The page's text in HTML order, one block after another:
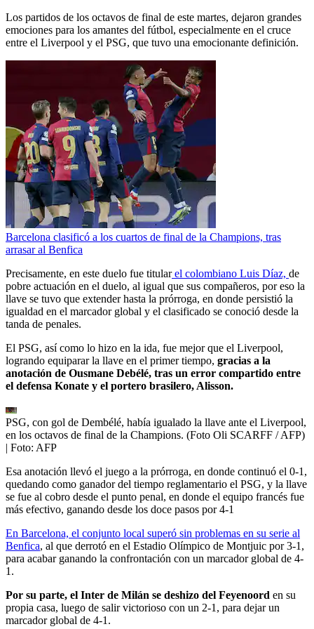
Los partidos de los octavos de final de este martes, dejaron grandes
emociones para los amantes del fútbol, especialmente en el cruce
entre el Liverpool y el PSG, que tuvo una emocionante definición.
Barcelona clasificó a los cuartos de final de la Champions, tras
arrasar al Benfica
Precisamente, en este duelo fue titularel colombiano Luis Díaz, de
pobre actuación en el duelo, al igual que sus compañeros, por eso la
llave se tuvo que extender hasta la prórroga, en donde persistió la
igualdad en el marcador global y el clasificado se conoció desde la
tanda de penales.
El PSG, así como lo hizo en la ida, fue mejor que el Liverpool,
logrando equiparar la llave en el primer tiempo, gracias a la
anotación de Ousmane Debélé, tras un error compartido entre
el defensa Konate y el portero brasilero, Alisson.
PSG, con gol de Dembélé, había igualado la llave ante el Liverpool,
en los octavos de final de la Champions. (Foto Oli SCARFF / AFP)
| Foto: AFP
Esa anotación llevó el juego a la prórroga, en donde continuó el 0-1,
quedando como ganador del tiempo reglamentario el PSG, y la llave
se fue al cobro desde el punto penal, en donde el equipo francés fue
más efectivo, ganando desde los doce pasos por 4-1
En Barcelona, el conjunto local superó sin problemas en su serie al
Benfica, al que derrotó en el Estadio Olímpico de Montjuic por 3-1,
para acabar ganando la confrontación con un marcador global de 4-
1.
Por su parte, el Inter de Milán se deshizo del Feyenoord en su
propia casa, luego de salir victorioso con un 2-1, para dejar un
marcador global de 4-1.